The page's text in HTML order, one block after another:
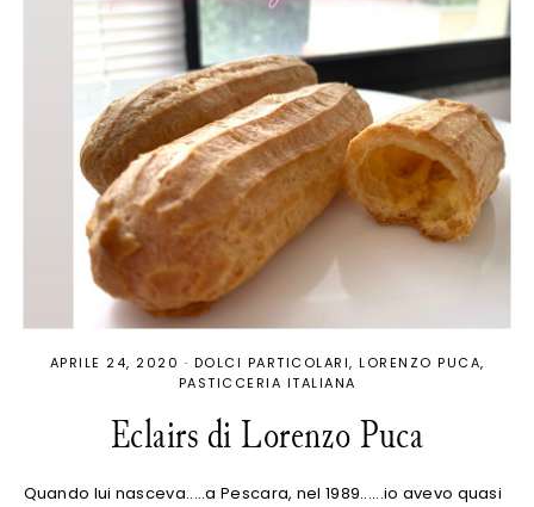
APRILE 24, 2020 · DOLCI PARTICOLARI
LORENZO PUCA
PASTICCERIA ITALIANA
Eclairs di Lorenzo Puca
Quando lui nasceva.....a Pescara, nel 1989......io avevo quasi